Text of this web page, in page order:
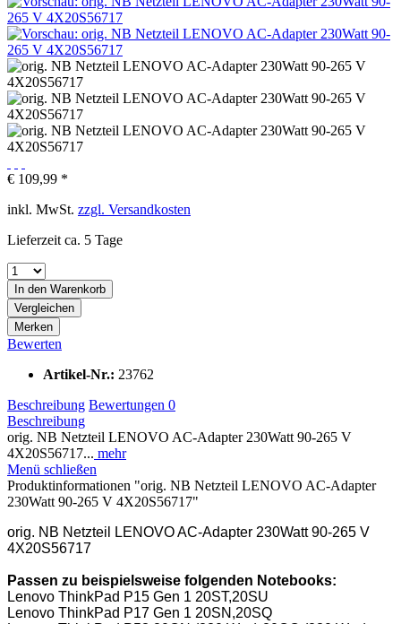
€ 109,99 *
inkl. MwSt. zzgl. Versandkosten
Lieferzeit ca. 5 Tage
In den Warenkorb
Vergleichen
Merken
Bewerten
Artikel-Nr.: 23762
Beschreibung Bewertungen 0
Beschreibung
orig. NB Netzteil LENOVO AC-Adapter 230Watt 90-265 V
4X20S56717... mehr
Menü schließen
Produktinformationen "orig. NB Netzteil LENOVO AC-Adapter
230Watt 90-265 V 4X20S56717"
orig. NB Netzteil LENOVO AC-Adapter 230Watt 90-265 V
4X20S56717
Passen zu beispielsweise folgenden Notebooks:
Lenovo ThinkPad P15 Gen 1 20ST,20SU
Lenovo ThinkPad P17 Gen 1 20SN,20SQ